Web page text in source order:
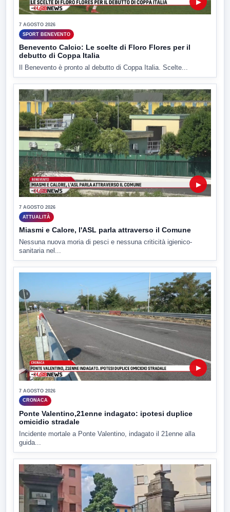
▶
7 AGOSTO 2026
SPORT BENEVENTO
Benevento Calcio: Le scelte di Floro Flores per il
debutto di Coppa Italia
Il Benevento è pronto al debutto di Coppa Italia. Scelte...
▶
7 AGOSTO 2026
ATTUALITÀ
Miasmi e Calore, l'ASL parla attraverso il Comune
Nessuna nuova moria di pesci e nessuna criticità igienico-
sanitaria nel...
▶
7 AGOSTO 2026
CRONACA
Ponte Valentino,21enne indagato: ipotesi duplice
omicidio stradale
Incidente mortale a Ponte Valentino, indagato il 21enne alla
guida...